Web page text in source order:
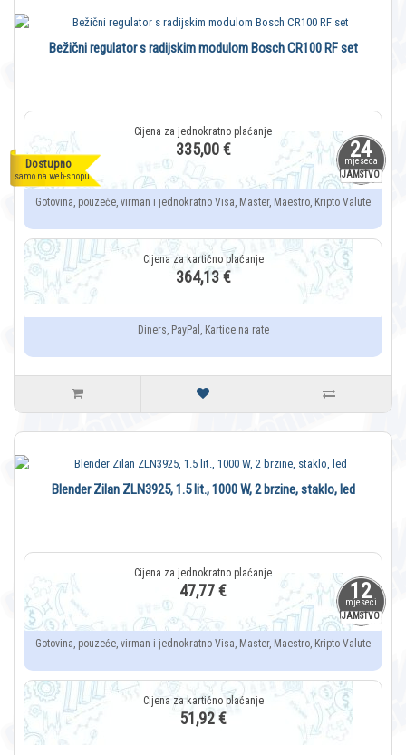
24
mjeseca
JAMSTVO
Dostupno
samo na web-shopu
Bežični regulator s radijskim modulom Bosch CR100 RF set
335,00 €
Gotovina, pouzeće, virman i jednokratno Visa, Master, Maestro, Kripto Valute
364,13 €
Diners, PayPal, Kartice na rate
12
mjeseci
JAMSTVO
Blender Zilan ZLN3925, 1.5 lit., 1000 W, 2 brzine, staklo, led
47,77 €
Gotovina, pouzeće, virman i jednokratno Visa, Master, Maestro, Kripto Valute
51,92 €